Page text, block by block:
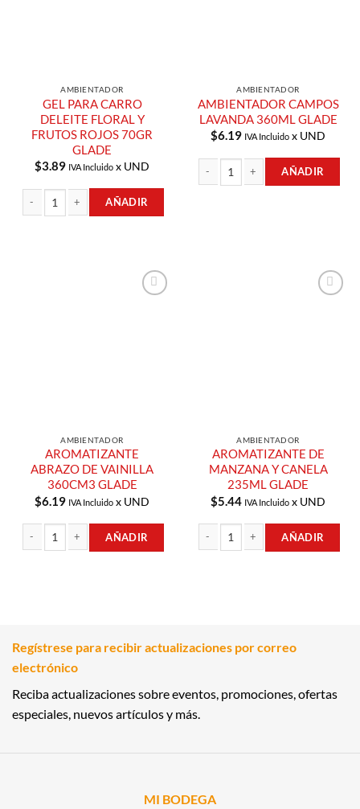
AMBIENTADOR
GEL PARA CARRO
DELEITE FLORAL Y
FRUTOS ROJOS 70GR
GLADE
$3.89 IVA Incluido x UND
AÑADIR
AMBIENTADOR
AMBIENTADOR CAMPOS
LAVANDA 360ML GLADE
$6.19 IVA Incluido x UND
AÑADIR
AMBIENTADOR
AROMATIZANTE
ABRAZO DE VAINILLA
360CM3 GLADE
$6.19 IVA Incluido x UND
AÑADIR
AMBIENTADOR
AROMATIZANTE DE
MANZANA Y CANELA
235ML GLADE
$5.44 IVA Incluido x UND
AÑADIR
Regístrese para recibir actualizaciones por correo
electrónico
Reciba actualizaciones sobre eventos, promociones, ofertas
especiales, nuevos artículos y más.
MI BODEGA